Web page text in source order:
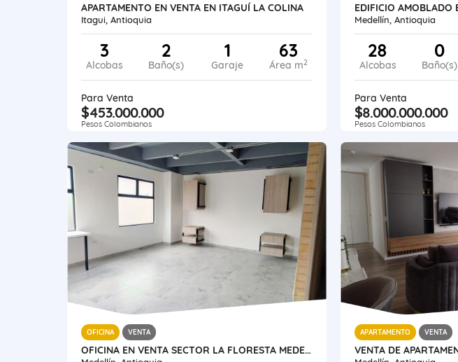
APARTAMENTO EN VENTA EN ITAGUÍ LA COLINA
Itagui, Antioquia
3
Alcobas
2
Baño(s)
1
Garaje
63
Área m2
Para Venta
$453.000.000
Pesos Colombianos
Medellín, Antioquia
28
Alcobas
0
Baño(s)
Para Venta
$8.000.000.000
Pesos Colombianos
OFICINA VENTA
OFICINA EN VENTA SECTOR LA FLORESTA MEDELLÍN
APARTAMENTO VENTA